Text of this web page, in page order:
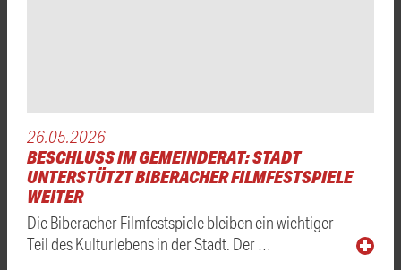
26.05.2026
BESCHLUSS IM GEMEINDERAT: STADT
UNTERSTÜTZT BIBERACHER FILMFESTSPIELE
WEITER
Die Biberacher Filmfestspiele bleiben ein wichtiger
Teil des Kulturlebens in der Stadt. Der …